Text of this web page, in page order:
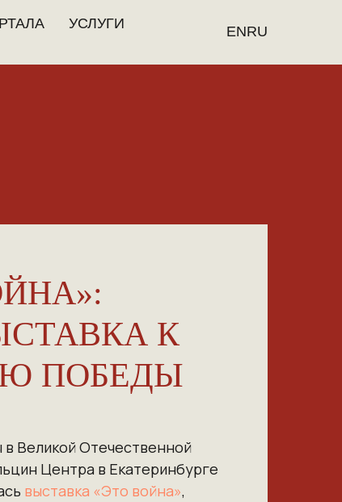
УСЛУГИ
ENRU
К
ПОБЕДЫ
Великой Отечественной
Центра в Екатеринбурге
выставка «Это война»,